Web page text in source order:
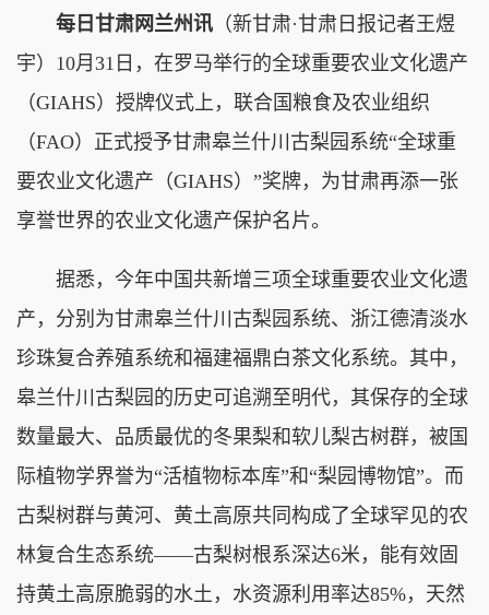
每日甘肃网兰州讯 （新甘肃·甘肃日报记者王煜
宇）10月31日，在罗马举行的全球重要农业文化遗产
（GIAHS）授牌仪式上，联合国粮食及农业组织
（FAO）正式授予甘肃皋兰什川古梨园系统“全球重
要农业文化遗产（GIAHS）”奖牌，为甘肃再添一张
享誉世界的农业文化遗产保护名片。
据悉，今年中国共新增三项全球重要农业文化遗
产，分别为甘肃皋兰什川古梨园系统、浙江德清淡水
珍珠复合养殖系统和福建福鼎白茶文化系统。其中，
皋兰什川古梨园的历史可追溯至明代，其保存的全球
数量最大、品质最优的冬果梨和软儿梨古树群，被国
际植物学界誉为“活植物标本库”和“梨园博物馆”。而
古梨树群与黄河、黄土高原共同构成了全球罕见的农
林复合生态系统——古梨树根系深达6米，能有效固
持黄土高原脆弱的水土，水资源利用率达85%，天然